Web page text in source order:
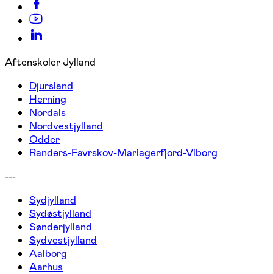
Aftenskoler Jylland
Djursland
Herning
Nordals
Nordvestjylland
Odder
Randers-Favrskov-Mariagerfjord-Viborg
---
Sydjylland
Sydøstjylland
Sønderjylland
Sydvestjylland
Aalborg
Aarhus